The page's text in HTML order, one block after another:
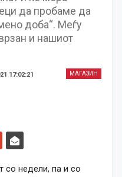
да пробаме да
доба“. Меѓу
и нашиот
МАГАЗИН
17:02:21
со недели, па и со